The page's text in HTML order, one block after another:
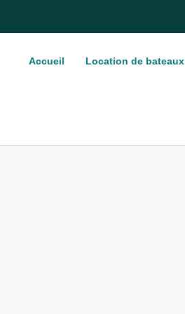
Accueil Location de bateaux